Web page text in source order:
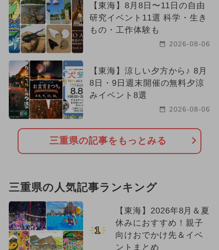
【東海】8月8日〜11日の自由
研究イベント11選 科学・生き
もの・工作体験も
2026-08-06
【東海】涼しい夕方から♪ 8月
8日・9日週末開催の無料夕涼
みイベント8選
2026-08-06
三重県の記事をもっとみる
三重県の人気記事ランキング
1
【東海】2026年8月＆夏
休みにおすすめ！親子
向けおでかけ先＆イベ
ントまとめ